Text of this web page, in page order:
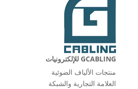
GCABLING للإلكترونيات
منتجات الألياف الضوئية
العلامة التجارية والشبكة